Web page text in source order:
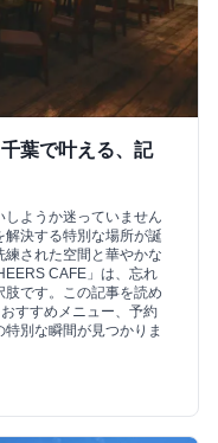
葉で叶える、記
ようか迷っていません
決する特別な場所が誕
された空間と華やかな
CAFE」は、忘れ
肢です。この記事を読め
すすめメニュー、予約
別な瞬間が見つかりま